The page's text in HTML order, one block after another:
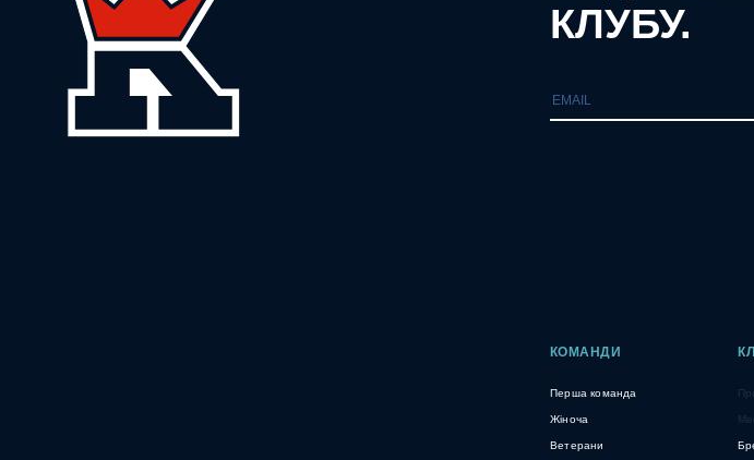
КЛУБУ.
КОМАНДИ
Перша команда
Жіноча
Ветерани